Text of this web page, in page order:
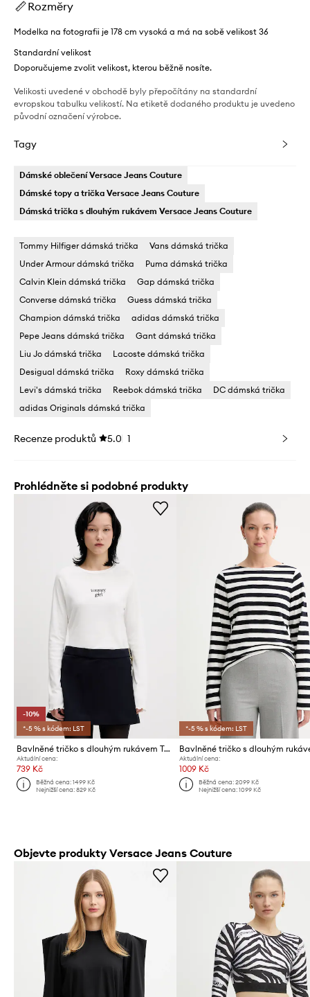
Rozměry
Modelka na fotografii je 178 cm vysoká a má na sobě velikost 36
Standardní velikost
Doporučujeme zvolit velikost, kterou běžně nosíte.
Velikosti uvedené v obchodě byly přepočítány na standardní
evropskou tabulku velikostí. Na etiketě dodaného produktu je uvedeno
původní označení výrobce.
Tagy
Dámské oblečení Versace Jeans Couture
Dámské topy a trička Versace Jeans Couture
Dámská trička s dlouhým rukávem Versace Jeans Couture
Tommy Hilfiger dámská trička
Vans dámská trička
Under Armour dámská trička
Puma dámská trička
Calvin Klein dámská trička
Gap dámská trička
Converse dámská trička
Guess dámská trička
Champion dámská trička
adidas dámská trička
Pepe Jeans dámská trička
Gant dámská trička
Liu Jo dámská trička
Lacoste dámská trička
Desigual dámská trička
Roxy dámská trička
Levi's dámská trička
Reebok dámská trička
DC dámská trička
adidas Originals dámská trička
Recenze produktů 5.0 1
Prohlédněte si podobné produkty
-10%
*-5 % s kódem: LST
Bavlněné tričko s dlouhým rukávem Tommy Jeans
Aktuální cena:
739 Kč
Běžná cena:1499 Kč
Nejnižší cena:829 Kč
*-5 % s kódem: LST
Aktuální cena:
1009 Kč
Běžná cena: 2099 Kč
Nejnižší cena: 1099 Kč
Objevte produkty Versace Jeans Couture